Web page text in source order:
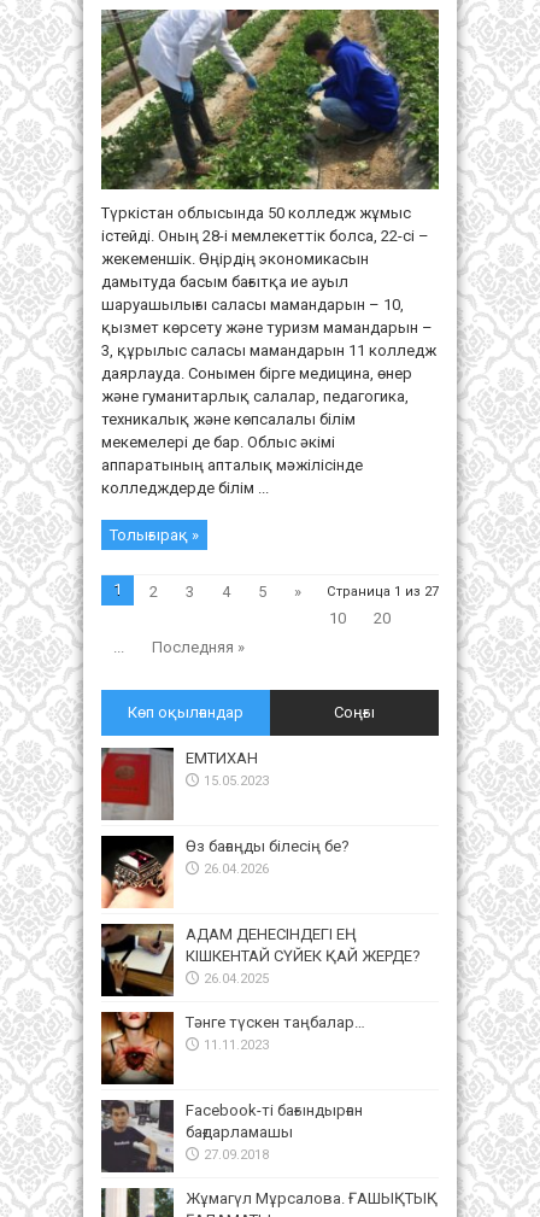
ОБЛЫСЫНДА
КОЛЛЕДЖ
СТУДЕНТТЕРІ
ЖЫЛЫЖАЙДА
КӨКӨНІС
ӨСІРУДЕ
Түркістан облысында 50 колледж жұмыс
істейді. Оның 28-і мемлекеттік болса, 22-сі –
жекеменшік. Өңірдің экономикасын
дамытуда басым бағытқа ие ауыл
шаруашылығы саласы мамандарын – 10,
қызмет көрсету және туризм мамандарын –
3, құрылыс саласы мамандарын 11 колледж
даярлауда. Сонымен бірге медицина, өнер
және гуманитарлық салалар, педагогика,
техникалық және көпсалалы білім
мекемелері де бар. Облыс әкімі
аппаратының апталық мәжілісінде
колледждерде білім ...
Толығырақ »
Страница 1 из 27
1 2 3 4 5
»
10
20
Последняя »
Көп оқылғандар Соңғы
ЕМТИХАН
15.05.2023
Өз бағаңды білесің бе?
26.04.2026
АДАМ ДЕНЕСІНДЕГІ ЕҢ
КІШКЕНТАЙ СҮЙЕК ҚАЙ ЖЕРДЕ?
26.04.2025
Тәнге түскен таңбалар…
11.11.2023
Facebook-ті бағындырған
бағдарламашы
27.09.2018
Жұмагүл Мұрсалова. ҒАШЫҚТЫҚ